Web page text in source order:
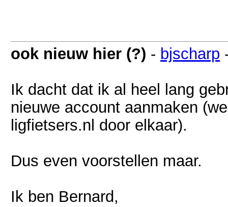
ook nieuw hier (?) - bjscharp
Ik dacht dat ik al heel lang
nieuwe account aanmaken
ligfietsers.nl door elkaar).
Dus even voorstellen maar.
Ik ben Bernard,